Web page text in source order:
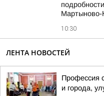
Мартыново-
10:30
ЛЕНТА НОВОСТЕЙ
Профессия
и города,